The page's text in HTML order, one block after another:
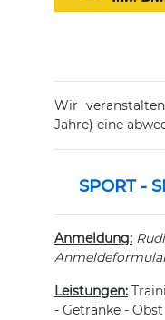
Wir
Jahre) eine
SPORT -
Anmeldung:
Leistungen:
- Getränke -